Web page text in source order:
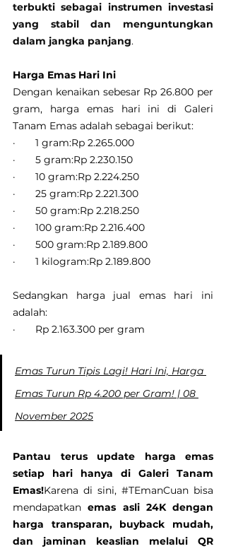
terbukti sebagai instrumen investasi
yang stabil dan menguntungkan
dalam jangka panjang.
Harga Emas Hari Ini
Dengan kenaikan sebesar Rp 26.800 per
gram, harga emas hari ini di Galeri
Tanam Emas adalah sebagai berikut:
·       1 gram:Rp 2.265.000
·       5 gram:Rp 2.230.150
·       10 gram:Rp 2.224.250
·       25 gram:Rp 2.221.300
·       50 gram:Rp 2.218.250
·       100 gram:Rp 2.216.400
·       500 gram:Rp 2.189.800
·       1 kilogram:Rp 2.189.800
Sedangkan harga jual emas hari ini
adalah:
·       Rp 2.163.300 per gram
Emas Turun Tipis Lagi! Hari Ini, Harga
Emas Turun Rp 4.200 per Gram! | 08
November 2025
Pantau terus update harga emas
setiap hari hanya di Galeri Tanam
Emas!Karena di sini, #TEmanCuan bisa
mendapatkan emas asli 24K dengan
harga transparan, buyback mudah,
dan jaminan keaslian melalui QR